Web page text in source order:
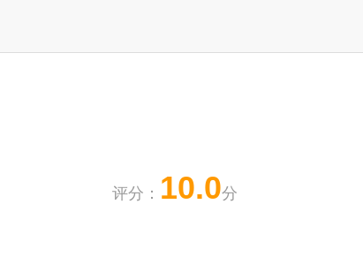
评分： 10.0分